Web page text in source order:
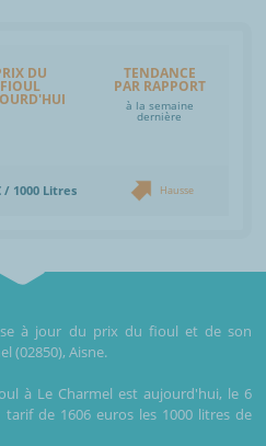
DU
FIOUL
TENDANCE
PAR RAPPORT
à la semaine
dernière
/ 1000 Litres Hausse
à jour du prix du fioul et de son
(02850), Aisne.
à Le Charmel est aujourd'hui, le 6
tarif de 1606 euros les 1000 litres de